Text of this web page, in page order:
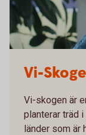
Vi-
Vi-skogen är
planterar träd i
länder som är